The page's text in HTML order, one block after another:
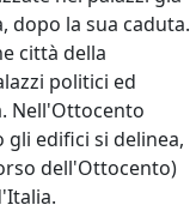
dopo la sua caduta.
città della
politici ed
Nell'Ottocento
edifici si delinea,
dell'Ottocento)